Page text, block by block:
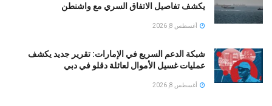
يكشف تفاصيل الاتفاق السري مع واشنطن
أغسطس 8, 2026
شبكة الدعم السريع في الإمارات: تقرير جديد يكشف
عمليات غسيل الأموال لعائلة دقلو في دبي
أغسطس 8, 2026